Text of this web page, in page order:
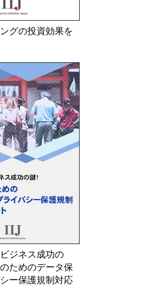
義務
2026年 8月 7日
る指針のQ&…
グの投資効果を
ジネス成功の
ためのデータ保
ー保護規制対応